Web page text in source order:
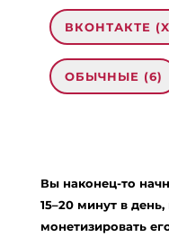
ВКОНТАКТЕ (X
ОБЫЧНЫЕ (6)
ничего
Энн:
Вы наконец-то
15–20 минут в
монетизировать